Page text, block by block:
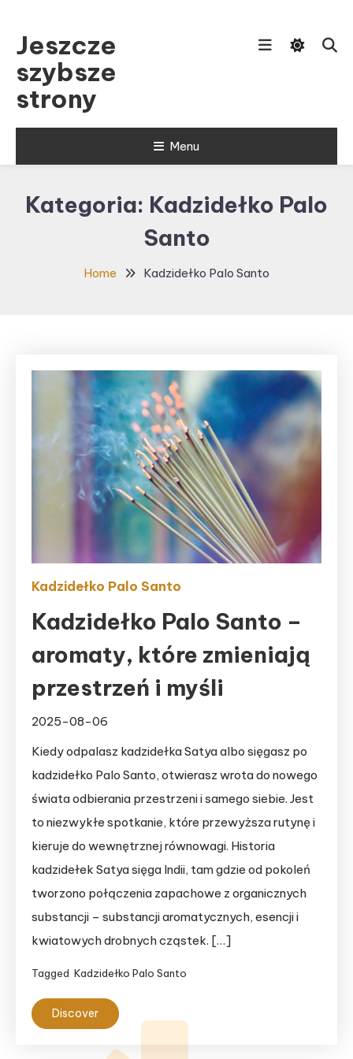
Content
Jeszcze
szybsze
strony
Menu
Kategoria: Kadzidełko Palo
Santo
Home Kadzidełko Palo Santo
Kadzidełko Palo Santo
Kadzidełko Palo Santo –
aromaty, które zmieniają
przestrzeń i myśli
2025-08-06
Kiedy odpalasz kadzidełka Satya albo sięgasz po
kadzidełko Palo Santo, otwierasz wrota do nowego
świata odbierania przestrzeni i samego siebie. Jest
to niezwykłe spotkanie, które przewyższa rutynę i
kieruje do wewnętrznej równowagi. Historia
kadzidełek Satya sięga Indii, tam gdzie od pokoleń
tworzono połączenia zapachowe z organicznych
substancji – substancji aromatycznych, esencji i
kwiatowych drobnych cząstek. […]
Tagged Kadzidełko Palo Santo
Discover